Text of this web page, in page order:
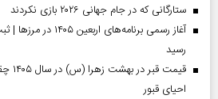
ستارگانی که در جام جهانی ۲۰۲۶ بازی نکردند
رسید
احیای قبور